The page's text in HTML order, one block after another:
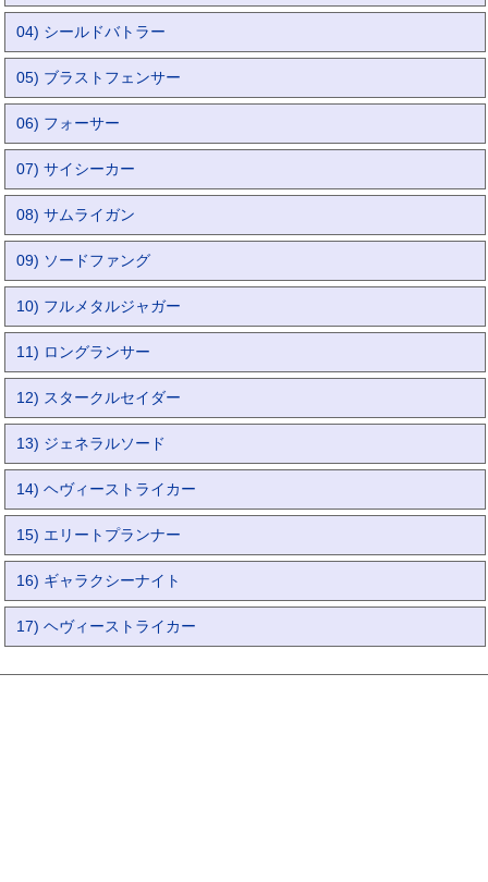
04) シールドバトラー
05) ブラストフェンサー
06) フォーサー
07) サイシーカー
08) サムライガン
09) ソードファング
10) フルメタルジャガー
11) ロングランサー
12) スタークルセイダー
13) ジェネラルソード
14) ヘヴィーストライカー
15) エリートプランナー
16) ギャラクシーナイト
17) ヘヴィーストライカー